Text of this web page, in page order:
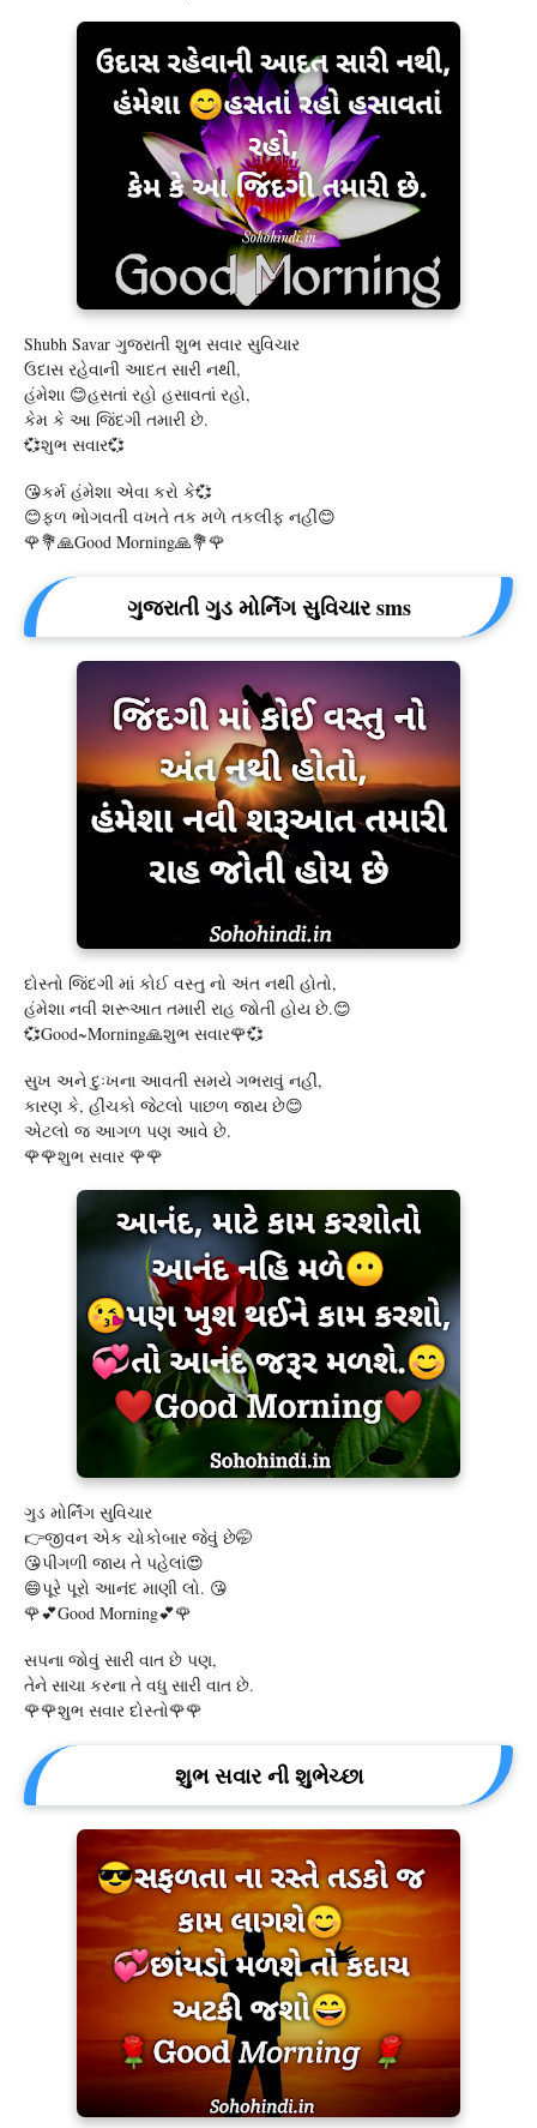
Shubh Savar ગુજરાતી શુભ સવાર સુવિચાર
ઉદાસ રહેવાની આદત સારી નથી,
હંમેશા 😊હસતાં રહો હસાવતાં રહો,
કેમ કે આ જિંદગી તમારી છે.
💞શુભ સવાર💞
😘કર્મ હંમેશા એવા કરો કે💞
😊ફળ ભોગવતી વખતે તક મળે તકલીફ નહીં😊
🌹💐🙏Good Morning🙏💐🌹
ગુજરાતી ગુડ મોર્નિંગ સુવિચાર sms
દોસ્તો જિંદગી માં કોઈ વસ્તુ નો અંત નથી હોતો,
હંમેશા નવી શરૂઆત તમારી રાહ જોતી હોય છે.😊
💞Good~Morning🙏શુભ સવાર🌹💞
સુખ અને દુઃખના આવતી સમયે ગભરાવું નહીં,
કારણ કે, હીંચકો જેટલો પાછળ જાય છે😊
એટલો જ આગળ પણ આવે છે.
🌹🌹શુભ સવાર 🌹🌹
ગુડ મોર્નિંગ સુવિચાર
👉જીવન એક ચોકોબાર જેવું છે🤭
😘પીગળી જાય તે પહેલાં😍
😄પૂરે પૂરો આનંદ માણી લો. 😘
🌹💕Good Morning💕🌹
સપના જોવું સારી વાત છે પણ,
તેને સાચા કરના તે વધુ સારી વાત છે.
🌹🌹શુભ સવાર દોસ્તો🌹🌹
શુભ સવાર ની શુભેચ્છા